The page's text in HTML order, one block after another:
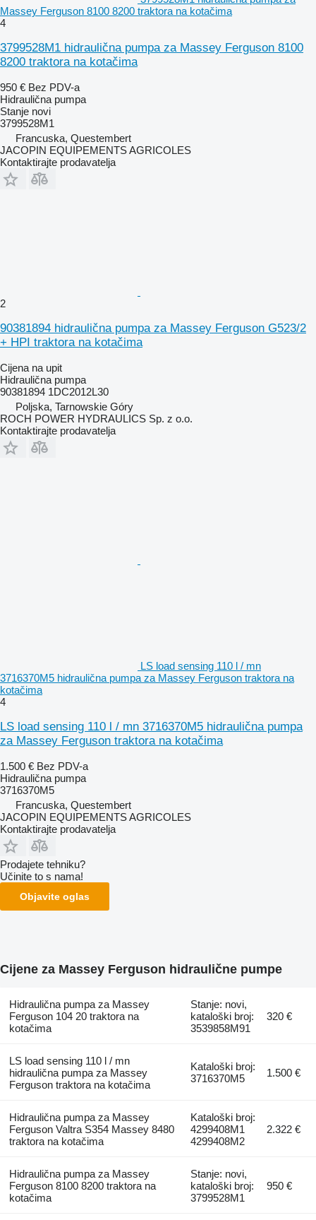
Massey Ferguson 8100 8200 traktora na kotačima
4
3799528M1 hidraulična pumpa za Massey Ferguson 8100
8200 traktora na kotačima
950 € Bez PDV-a
Hidraulična pumpa
Stanje novi
3799528M1
Francuska, Questembert
JACOPIN EQUIPEMENTS AGRICOLES
Kontaktirajte prodavatelja
2
90381894 hidraulična pumpa za Massey Ferguson G523/2
+ HPI traktora na kotačima
Cijena na upit
Hidraulična pumpa
90381894 1DC2012L30
Poljska, Tarnowskie Góry
ROCH POWER HYDRAULICS Sp. z o.o.
Kontaktirajte prodavatelja
LS load sensing 110 l / mn
3716370M5 hidraulična pumpa za Massey Ferguson traktora na
kotačima
4
LS load sensing 110 l / mn 3716370M5 hidraulična pumpa
za Massey Ferguson traktora na kotačima
1.500 € Bez PDV-a
Hidraulična pumpa
3716370M5
Francuska, Questembert
JACOPIN EQUIPEMENTS AGRICOLES
Kontaktirajte prodavatelja
Prodajete tehniku?
Učinite to s nama!
Objavite oglas
Cijene za Massey Ferguson hidraulične pumpe
Hidraulična pumpa za Massey
Ferguson 104 20 traktora na
kotačima
Stanje: novi,
kataloški broj:
3539858M91
320 €
LS load sensing 110 l / mn
hidraulična pumpa za Massey
Ferguson traktora na kotačima
Kataloški broj:
3716370M5
1.500 €
Hidraulična pumpa za Massey
Ferguson Valtra S354 Massey 8480
traktora na kotačima
Kataloški broj:
4299408M1
4299408M2
2.322 €
Hidraulična pumpa za Massey
Ferguson 8100 8200 traktora na
kotačima
Stanje: novi,
kataloški broj:
3799528M1
950 €